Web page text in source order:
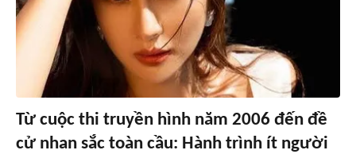
Từ cuộc thi truyền hình năm 2006 đến đề
cử nhan sắc toàn cầu: Hành trình ít người